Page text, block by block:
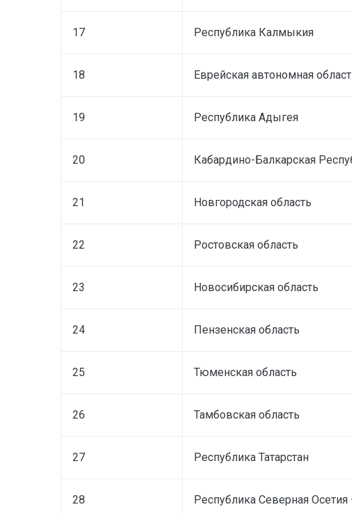
17 Республика Калмыкия
18 Еврейская автономная
19 Республика Адыгея
20 Кабардино-Балкарская
21 Новгородская область
22 Ростовская область
23 Новосибирская область
24 Пензенская область
25 Тюменская область
26 Тамбовская область
27 Республика Татарстан
28 Республика Северная